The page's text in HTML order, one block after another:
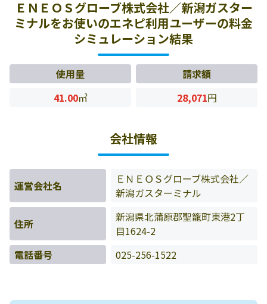
情報などを表示しています。
ＥＮＥＯＳグローブ株式会社／新潟ガスター
ミナルをお使いのエネピ利用ユーザーの料金
シミュレーション結果
使用量
請求額
41.00㎥ 28,071円
会社情報
運営会社名
ＥＮＥＯＳグローブ株式会社／
新潟ガスターミナル
住所
新潟県北蒲原郡聖籠町東港2丁
目1624-2
電話番号
025-256-1522